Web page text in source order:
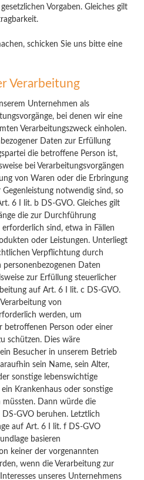
Vorgaben. Gleiches gilt
schicken Sie uns bitte eine
Verarbeitung
Unternehmen als
bei denen wir eine
Verarbeitungszweck einholen.
Daten zur Erfüllung
die betroffene Person ist,
bei Verarbeitungsvorgängen
von Waren oder die Erbringung
notwendig sind, so
6 I lit. b DS-GVO. Gleiches gilt
die zur Durchführung
sind, etwa in Fällen
oder Leistungen. Unterliegt
Verpflichtung durch
Daten
zur Erfüllung steuerlicher
auf Art. 6 I lit. c DS-GVO.
von
werden, um
betroffenen Person oder einer
schützen. Dies wäre
Besucher in unserem Betrieb
sein Name, sein Alter,
sonstige lebenswichtige
Krankenhaus oder sonstige
Dann würde die
GVO beruhen. Letztlich
auf Art. 6 I lit. f DS-GVO
basieren
keiner der vorgenannten
wenn die Verarbeitung zur
unseres Unternehmens